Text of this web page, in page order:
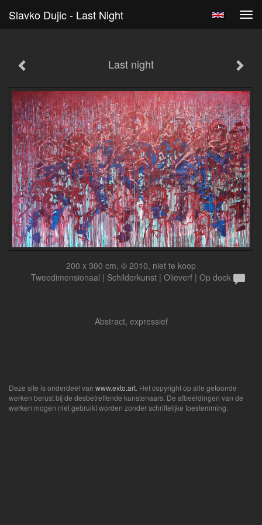
Slavko Dujic - Last Night
Last night
200 x 300 cm, © 2010, niet te koop
Tweedimensionaal | Schilderkunst | Olieverf | Op doek
Abstract, expressief
Deze site is onderdeel van www.exto.art . Het copyright op alle getoonde
werken berust bij de desbetreffende kunstenaars. De afbeeldingen van de
werken mogen niet gebruikt worden zonder schriftelijke toestemming.